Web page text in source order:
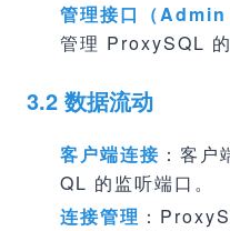
管理接口（
管理 ProxySQL
3.2 数据流动
客户端连接 ：客
QL 的监听端口。
连接管理 ：